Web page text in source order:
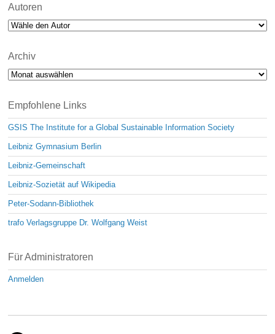
Autoren
Archiv
Archiv
Empfohlene Links
GSIS The Institute for a Global Sustainable Information Society
Leibniz Gymnasium Berlin
Leibniz-Gemeinschaft
Leibniz-Sozietät auf Wikipedia
Peter-Sodann-Bibliothek
trafo Verlagsgruppe Dr. Wolfgang Weist
Für Administratoren
Anmelden